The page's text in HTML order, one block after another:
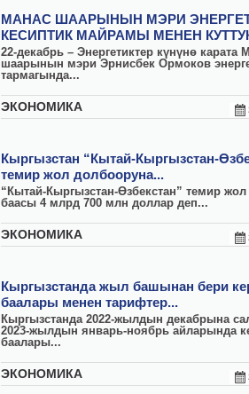
МАНАС ШААРЫНЫН МЭРИ
КЕСИПТИК МАЙРАМЫ МЕНЕН
22-декабрь – Энергетиктер күнүнө карата
шаарынын мэри Эрнисбек Ормоков
тармагында...
ЭКОНОМИКА
Кыргызстан “Кытай-Кыргызстан-
темир жол долбооруна...
“Кытай-Кыргызстан-Өзбекстан” темир
баасы 4 млрд 700 млн доллар деп...
ЭКОНОМИКА
Кыргызстанда жыл башынан бери
баалары менен тарифтер...
Кыргызстанда 2022-жылдын декабрына
2023-жылдын январь-ноябрь айларында
баалары...
ЭКОНОМИКА